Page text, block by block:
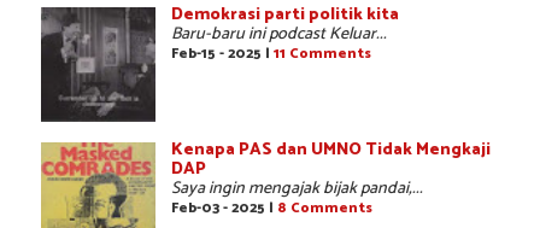
Demokrasi parti politik kita
Baru-baru ini podcast Keluar...
Feb-15 - 2025 | 11 Comments
Kenapa PAS dan UMNO Tidak Mengkaji
DAP
Saya ingin mengajak bijak pandai,...
Feb-03 - 2025 | 8 Comments